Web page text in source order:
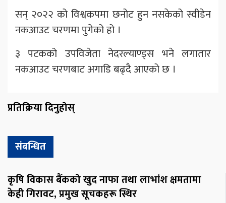
सन् २०२२ को विश्वकपमा छनोट हुन नसकेको स्वीडेन
नकआउट चरणमा पुगेको हो ।
३ पटकको उपविजेता नेदरल्याण्ड्स भने लगातार
नकआउट चरणबाट अगाडि बढ्दै आएको छ ।
प्रतिक्रिया दिनुहोस्
संबन्धित
कृषि विकास बैंकको खुद नाफा तथा लाभांश क्षमतामा
केही गिरावट, प्रमुख सूचकहरू स्थिर